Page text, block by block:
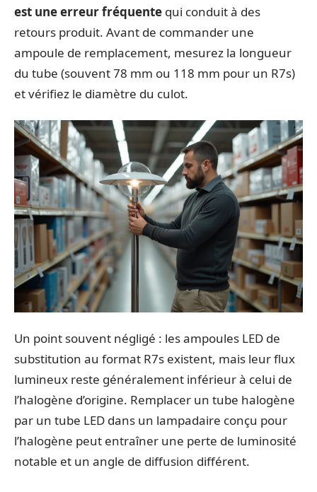
est une erreur fréquente qui conduit à des
retours produit. Avant de commander une
ampoule de remplacement, mesurez la longueur
du tube (souvent 78 mm ou 118 mm pour un R7s)
et vérifiez le diamètre du culot.
Un point souvent négligé : les ampoules LED de
substitution au format R7s existent, mais leur flux
lumineux reste généralement inférieur à celui de
l’halogène d’origine. Remplacer un tube halogène
par un tube LED dans un lampadaire conçu pour
l’halogène peut entraîner une perte de luminosité
notable et un angle de diffusion différent.